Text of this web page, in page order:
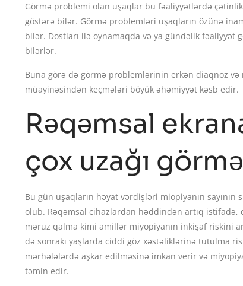
Görmə problemi olan uşaqlar bu fəaliyyətlərdə
göstərə bilər. Görmə problemləri uşaqların özünə
bilər. Dostları ilə oynamaqda və ya gündəlik fəaliyyət
bilərlər.
Buna görə də görmə problemlərinin erkən diaqnoz
müayinəsindən keçmələri böyük əhəmiyyət kəsb edir.
Rəqəmsal
çox uzağı
Bu gün uşaqların həyat vərdişləri miopiyanın
olub. Rəqəmsal cihazlardan həddindən artıq istifadə,
məruz qalma kimi amillər miyopiyanın inkişaf riskini
də sonrakı yaşlarda ciddi göz xəstəliklərinə tutulma
mərhələlərdə aşkar edilməsinə imkan verir və
təmin edir.